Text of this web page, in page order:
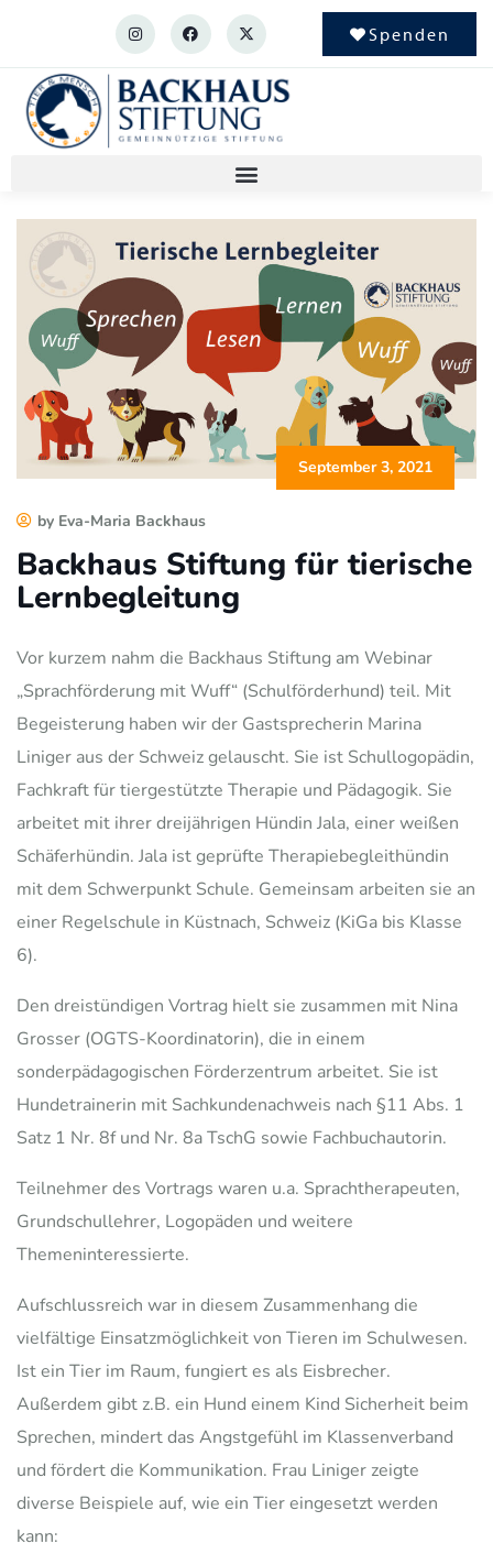
Spenden
September 3, 2021
by Eva-Maria Backhaus
Backhaus Stiftung für tierische
Lernbegleitung
Vor kurzem nahm die Backhaus Stiftung am Webinar
„Sprachförderung mit Wuff“ (Schulförderhund) teil. Mit
Begeisterung haben wir der Gastsprecherin Marina
Liniger aus der Schweiz gelauscht. Sie ist Schullogopädin,
Fachkraft für tiergestützte Therapie und Pädagogik. Sie
arbeitet mit ihrer dreijährigen Hündin Jala, einer weißen
Schäferhündin. Jala ist geprüfte Therapiebegleithündin
mit dem Schwerpunkt Schule. Gemeinsam arbeiten sie an
einer Regelschule in Küstnach, Schweiz (KiGa bis Klasse
6).
Den dreistündigen Vortrag hielt sie zusammen mit Nina
Grosser (OGTS-Koordinatorin), die in einem
sonderpädagogischen Förderzentrum arbeitet. Sie ist
Hundetrainerin mit Sachkundenachweis nach §11 Abs. 1
Satz 1 Nr. 8f und Nr. 8a TschG sowie Fachbuchautorin.
Teilnehmer des Vortrags waren u.a. Sprachtherapeuten,
Grundschullehrer, Logopäden und weitere
Themeninteressierte.
Aufschlussreich war in diesem Zusammenhang die
vielfältige Einsatzmöglichkeit von Tieren im Schulwesen.
Ist ein Tier im Raum, fungiert es als Eisbrecher.
Außerdem gibt z.B. ein Hund einem Kind Sicherheit beim
Sprechen, mindert das Angstgefühl im Klassenverband
und fördert die Kommunikation. Frau Liniger zeigte
diverse Beispiele auf, wie ein Tier eingesetzt werden
kann: